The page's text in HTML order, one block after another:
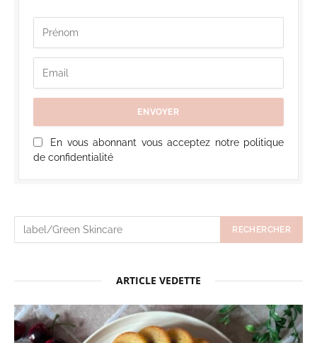
En vous abonnant vous acceptez notre politique
de confidentialité
ARTICLE VEDETTE